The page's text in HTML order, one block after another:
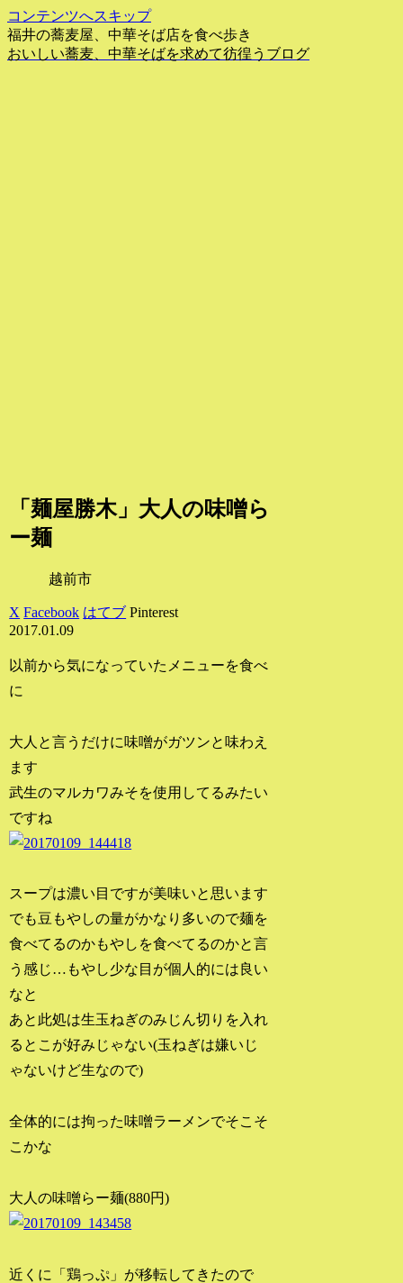
コンテンツへスキップ
福井の蕎麦屋、中華そば店を食べ歩き
おいしい蕎麦、中華そばを求めて彷徨うブログ
「麺屋勝木」大人の味噌ら
ー麺
越前市
X Facebook はてブ Pinterest
2017.01.09
以前から気になっていたメニューを食べ
に
大人と言うだけに味噌がガツンと味わえ
ます
武生のマルカワみそを使用してるみたい
ですね
スープは濃い目ですが美味いと思います
でも豆もやしの量がかなり多いので麺を
食べてるのかもやしを食べてるのかと言
う感じ…もやし少な目が個人的には良い
なと
あと此処は生玉ねぎのみじん切りを入れ
るとこが好みじゃない(玉ねぎは嫌いじ
ゃないけど生なので)
全体的には拘った味噌ラーメンでそこそ
こかな
大人の味噌らー麺(880円)
近くに「鶏っぷ」が移転してきたので